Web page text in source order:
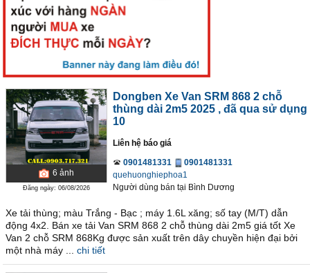
6 ảnh
Đăng ngày: 06/08/2026
Dongben Xe Van SRM 868 2 chỗ
thùng dài 2m5 2025 , đã qua sử dụng
10
Liên hệ báo giá
0901481331
0901481331
quehuonghiephoa1
Người dùng bán tại Bình Dương
Xe tải thùng; màu Trắng - Bạc ; máy 1.6L xăng; số tay (M/T) dẫn
động 4x2. Bán xe tải Van SRM 868 2 chỗ thùng dài 2m5 giá tốt Xe
Van 2 chỗ SRM 868Kg được sản xuất trên dây chuyền hiện đại bởi
một nhà máy ...
chi tiết